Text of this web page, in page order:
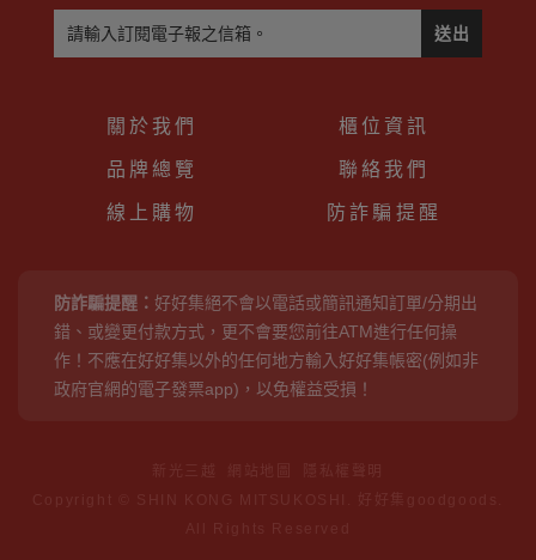
送出
關於我們 櫃位資訊
品牌總覽 聯絡我們
線上購物 防詐騙提醒
防詐騙提醒： 好好集絕不會以電話或簡訊通知訂單/分期出
錯、或變更付款方式，更不會要您前往ATM進行任何操
作！不應在好好集以外的任何地方輸入好好集帳密(例如非
政府官網的電子發票app)，以免權益受損！